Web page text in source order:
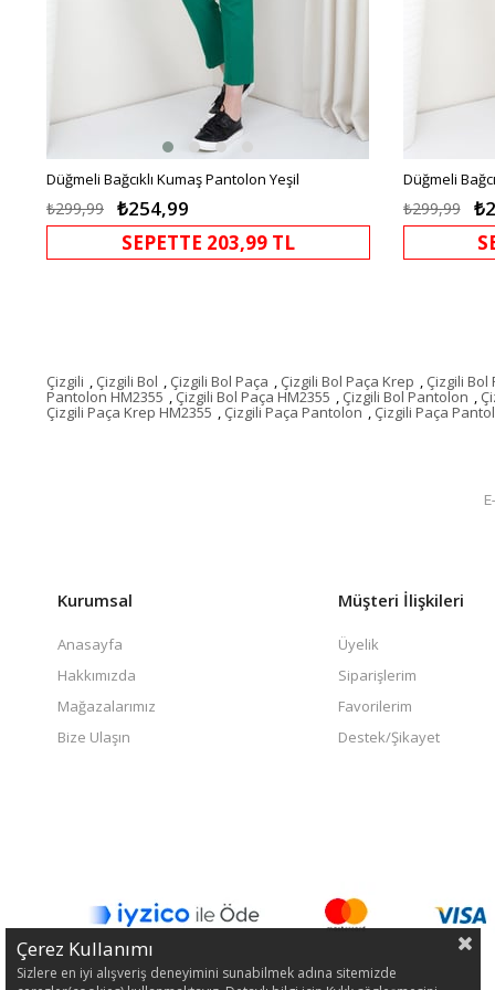
Düğmeli Bağcıklı Kumaş Pantolon Yeşil
₺254,99
₺299,99
SEPETTE 203,99 TL
Düğmeli
₺299,99
Çizgili , Çizgili Bol , Çizgili Bol Paça , Çizgili Bol Paça Krep , Çizgili
Pantolon HM2355 ,Çizgili Bol Paça HM2355 , Çizgili Bol Pantolon ,
Çizgili Paça Krep HM2355 , Çizgili Paça Pantolon , Çizgili Paça
Kurumsal
Anasayfa
Hakkımızda
Mağazalarımız
Bize Ulaşın
Müşteri İlişkileri
Üyelik
Siparişlerim
Favorilerim
Destek/Şikayet
Çerez Kullanımı
Sizlere en iyi alışveriş deneyimini sunabilmek adına sitemizde